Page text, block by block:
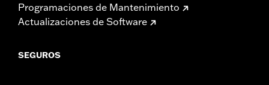
Programaciones de Mantenimiento
Actualizaciones de Software
SEGUROS